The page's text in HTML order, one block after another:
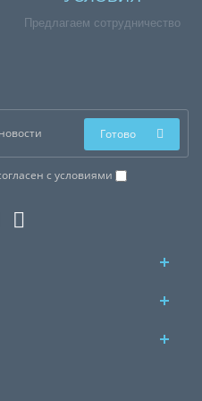
Предлагаем сотрудничество
с условиями
Готово